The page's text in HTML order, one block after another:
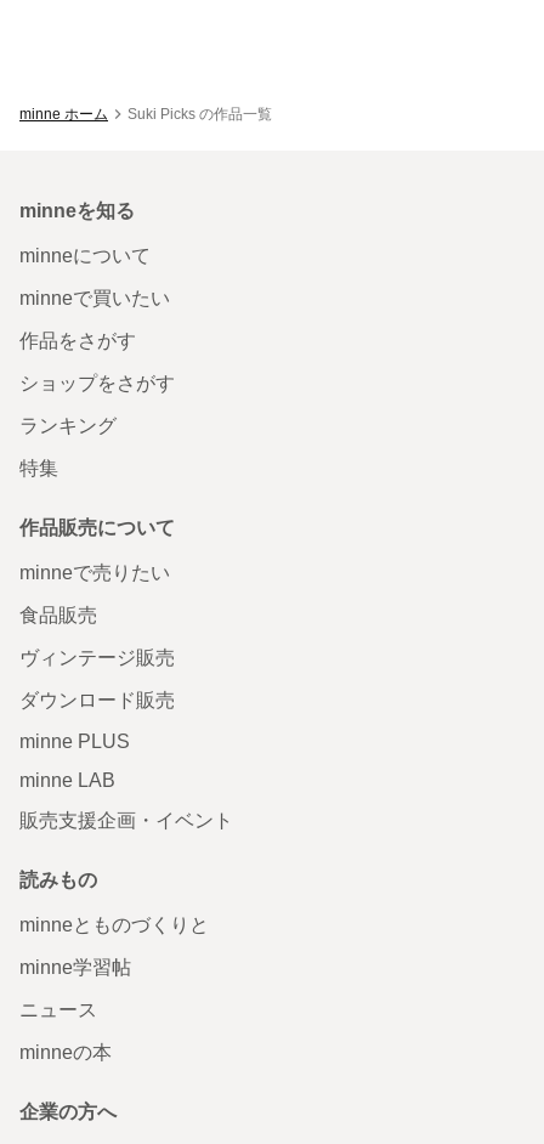
minne ホーム Suki Picks の作品一覧
minneを知る
minneについて
minneで買いたい
作品をさがす
ショップをさがす
ランキング
特集
作品販売について
minneで売りたい
食品販売
ヴィンテージ販売
ダウンロード販売
minne PLUS
minne LAB
販売支援企画・イベント
読みもの
minneとものづくりと
minne学習帖
ニュース
minneの本
企業の方へ